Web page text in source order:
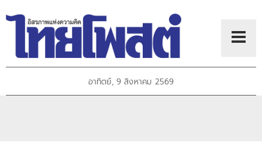
อาทิตย์, 9 สิงหาคม 2569